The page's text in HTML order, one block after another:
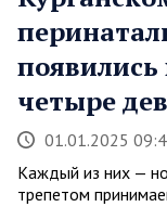
четыре
01.01.2025
Каждый из них —
трепетом